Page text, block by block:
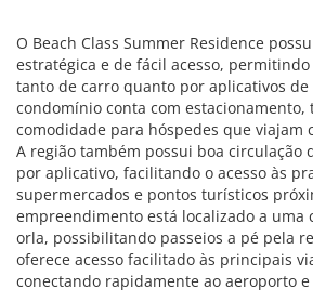
O Beach Class Summer Residence
estratégica e de fácil acesso,
tanto de carro quanto por aplicativos
condomínio conta com estacionamento,
comodidade para hóspedes que viajam
A região também possui boa circulação
por aplicativo, facilitando o acesso às
supermercados e pontos turísticos
empreendimento está localizado a uma
orla, possibilitando passeios a pé pela
oferece acesso facilitado às principais
conectando rapidamente ao aeroporto